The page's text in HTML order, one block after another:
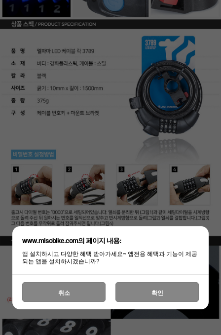
www.misobike.com의 페이지 내용:
앱 설치하시고 다양한 혜택 받아가세요~ 앱전용 혜택과 기능이 제공
되는 앱을 설치하시겠습니까?
취소 확인